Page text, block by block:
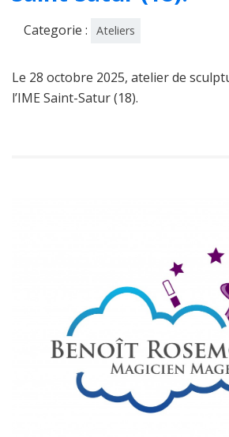
Categorie : Ateliers
Le 28 octobre 2025, atelier de
l’IME Saint-Satur (18).